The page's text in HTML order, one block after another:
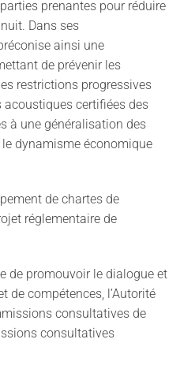
prenantes pour réduire
Dans ses
ainsi une
de prévenir les
restrictions progressives
certifiées des
à une généralisation des
dynamisme économique
de chartes de
réglementaire de
de promouvoir le dialogue et
de compétences, l’Autorité
consultatives de
consultatives